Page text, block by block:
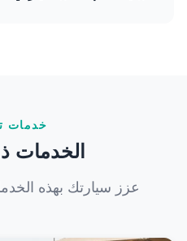
على صد الماء. نوصي
خدمات
الخدمات
عزز سيارتك بهذه